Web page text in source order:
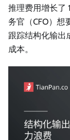
推理费用增长了
务官（CFO）想
跟踪结构化输出
成本。